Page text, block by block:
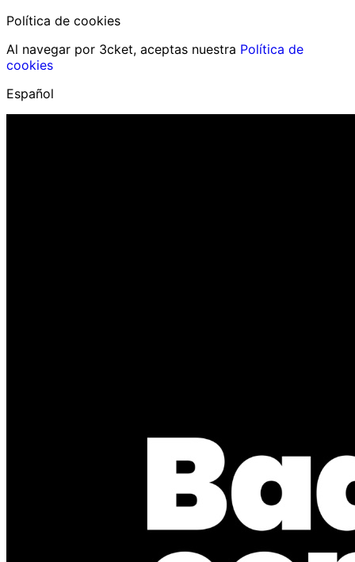
Política de cookies
Al navegar por 3cket, aceptas nuestra Política de
cookies
Español